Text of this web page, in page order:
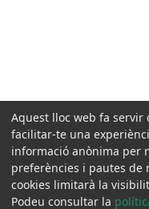
Aquest lloc web fa servir
facilitar-te una
informació anònima per
preferències i pautes de
cookies limitarà la
Podeu consultar la